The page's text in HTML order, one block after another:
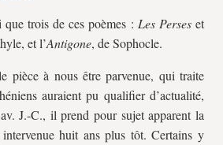
que trois de ces poèmes : Les Perses et
et l’Antigone, de Sophocle.
pièce à nous être parvenue, qui traite
auraient pu qualifier d’actualité,
J.-C., il prend pour sujet apparent la
huit ans plus tôt. Certains y